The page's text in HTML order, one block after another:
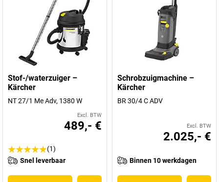
Stof-/waterzuiger –
Kärcher
NT 27/1 Me Adv, 1380 W
Excl. BTW
489,- €
(1)
Snel leverbaar
Schrobzuigmachine –
Kärcher
BR 30/4 C ADV
Excl. BTW
2.025,- €
Binnen 10 werkdagen